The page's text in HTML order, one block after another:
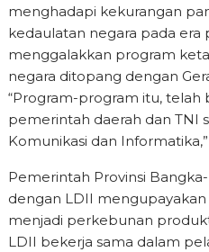
menghadapi kekurangan
kedaulatan negara pada era
menggalakkan program
negara ditopang dengan
“Program-program itu, telah
pemerintah daerah dan TNI
Komunikasi dan
Pemerintah Provinsi
dengan LDII
menjadi perkebunan
LDII bekerja sama dalam